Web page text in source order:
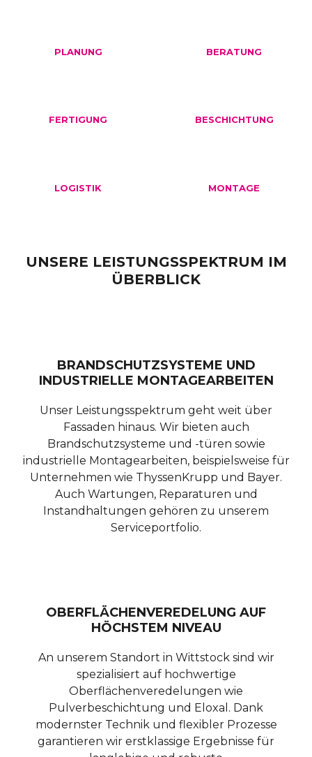
PLANUNG BERATUNG
FERTIGUNG BESCHICHTUNG
LOGISTIK MONTAGE
UNSERE LEISTUNGSSPEKTRUM IM
ÜBERBLICK
BRANDSCHUTZSYSTEME UND
INDUSTRIELLE MONTAGEARBEITEN
Unser Leistungsspektrum geht weit über
Fassaden hinaus. Wir bieten auch
Brandschutzsysteme und -türen sowie
industrielle Montagearbeiten, beispielsweise für
Unternehmen wie ThyssenKrupp und Bayer.
Auch Wartungen, Reparaturen und
Instandhaltungen gehören zu unserem
Serviceportfolio.
OBERFLÄCHENVEREDELUNG AUF
HÖCHSTEM NIVEAU
An unserem Standort in Wittstock sind wir
spezialisiert auf hochwertige
Oberflächenveredelungen wie
Pulverbeschichtung und Eloxal. Dank
modernster Technik und flexibler Prozesse
garantieren wir erstklassige Ergebnisse für